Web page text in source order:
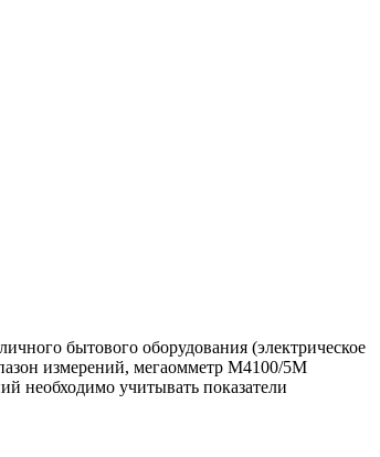
бытового оборудования (электрическое
измерений, мегаомметр М4100/5М
необходимо учитывать показатели